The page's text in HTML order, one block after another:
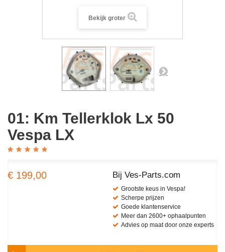
Bekijk groter
01: Km Tellerklok Lx 50
Vespa LX
€ 199,00 Bij Ves-Parts.com
Grootste keus in Vespa!
Scherpe prijzen
Goede klantenservice
Meer dan 2600+ ophaalpunten
Advies op maat door onze experts